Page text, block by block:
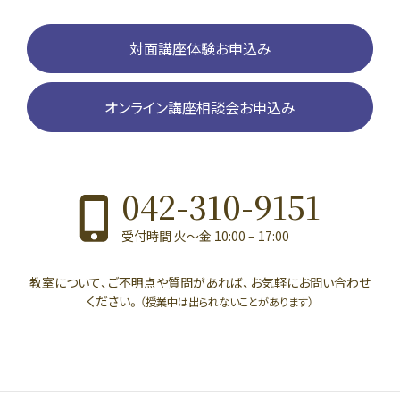
対面講座体験お申込み
オンライン講座相談会お申込み
042-310-9151
受付時間 火〜金 10:00 – 17:00
教室について、ご不明点や質問があれば、お気軽にお問い合わせ
ください。 （授業中は出られないことがあります）